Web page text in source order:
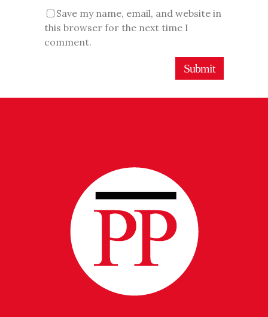
Save my name, email, and website in
this browser for the next time I
comment.